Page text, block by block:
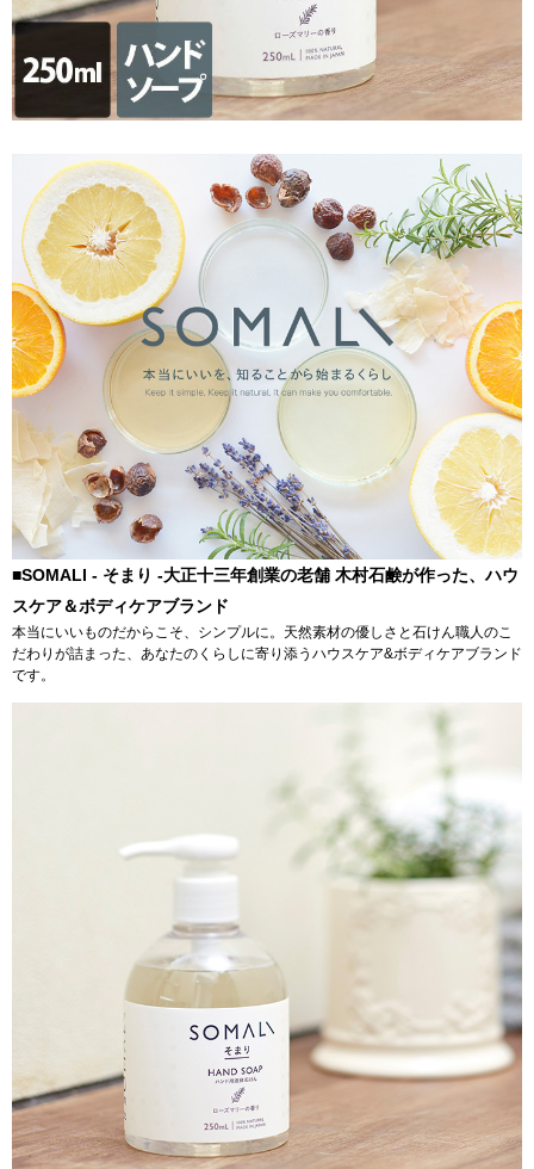
■SOMALI - そまり -大正十三年創業の老舗 木村石鹸が作った、ハウ
スケア＆ボディケアブランド
本当にいいものだからこそ、シンプルに。天然素材の優しさと石けん職人のこ
だわりが詰まった、あなたのくらしに寄り添うハウスケア&ボディケアブランド
です。